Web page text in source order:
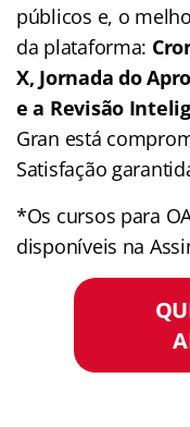
públicos e, o
da plataforma:
X, Jornada do
e a Revisão
Gran está
Satisfação
*Os cursos para
disponíveis na